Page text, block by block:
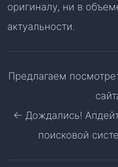
оригиналу, ни в
актуальности.
Предлагаем
← Дождались!
поисковой